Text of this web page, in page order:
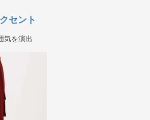
セント
気を演出